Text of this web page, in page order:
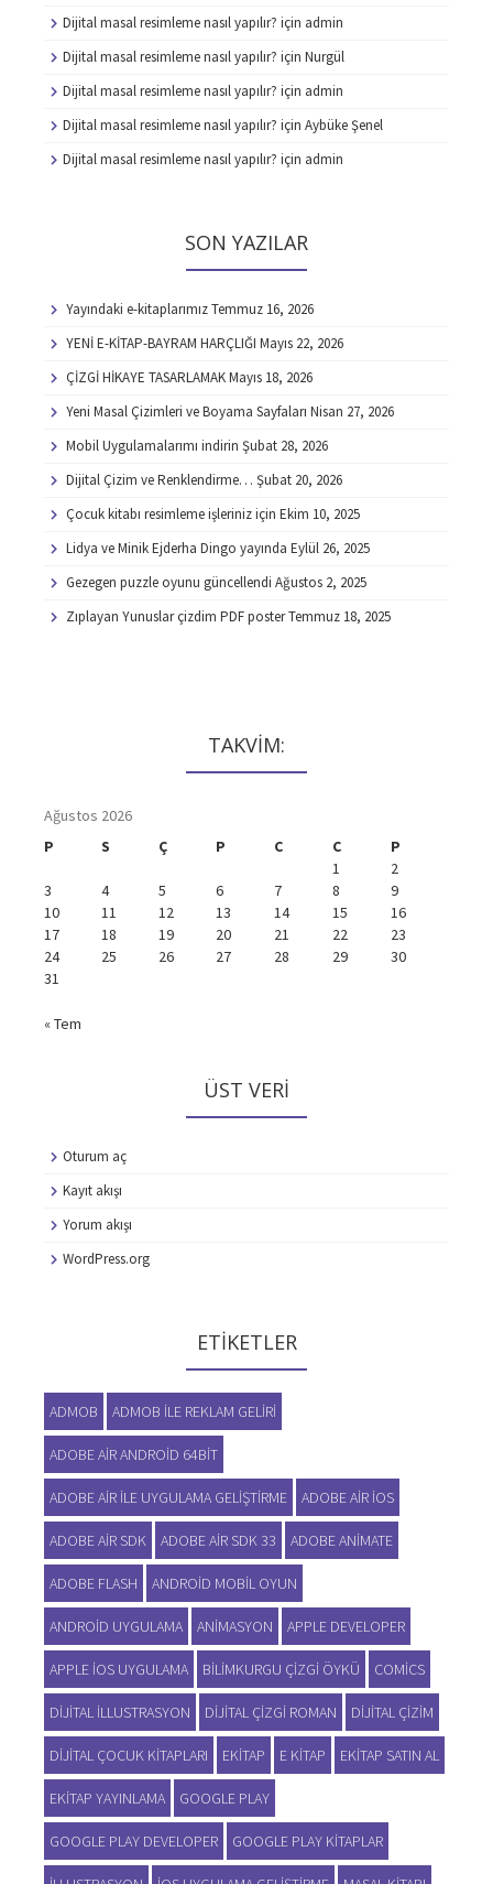
Dijital masal resimleme nasıl yapılır? için admin
Dijital masal resimleme nasıl yapılır? için Nurgül
Dijital masal resimleme nasıl yapılır? için admin
Dijital masal resimleme nasıl yapılır? için Aybüke Şenel
Dijital masal resimleme nasıl yapılır? için admin
SON YAZILAR
Yayındaki e-kitaplarımızTemmuz 16, 2026
YENİ E-KİTAP-BAYRAM HARÇLIĞI Mayıs 22, 2026
ÇİZGİ HİKAYE TASARLAMAKMayıs 18, 2026
Yeni Masal Çizimleri ve Boyama Sayfaları Nisan 27, 2026
Mobil Uygulamalarımı indirin Şubat 28, 2026
Dijital Çizim ve Renklendirme… Şubat 20, 2026
Çocuk kitabı resimleme işleriniz için Ekim 10, 2025
Lidya ve Minik Ejderha Dingo yayında Eylül 26, 2025
Gezegen puzzle oyunu güncellendi Ağustos 2, 2025
Zıplayan Yunuslar çizdim PDF posterTemmuz 18, 2025
TAKVİM:
Ağustos 2026
P
S Ç P C C
P
1
2
3
4 5 6 7 8
9
10
11 12 13 14 15
16
17
18 19 20 21 22
23
24
25 26 27 28 29
30
31
« Tem
ÜST VERI
Oturum aç
Kayıt akışı
Yorum akışı
WordPress.org
ETIKETLER
ADMOB ADMOB ILE REKLAM GELIRI
ADOBE AIR ANDROID 64BIT
ADOBE AIR ILE UYGULAMA GELIŞTIRME ADOBE AIR IOS
ADOBE AIR SDK ADOBE AIR SDK 33 ADOBE ANIMATE
ADOBE FLASH ANDROID MOBIL OYUN
ANDROID UYGULAMA ANIMASYON APPLE DEVELOPER
APPLE IOS UYGULAMA BILIMKURGU ÇIZGI ÖYKÜ COMICS
DIJITAL ILLUSTRASYON DIJITAL ÇIZGI ROMAN DIJITAL ÇIZIM
DIJITAL ÇOCUK KITAPLARI EKITAP E KITAP EKITAP SATIN AL
EKITAP YAYINLAMA GOOGLE PLAY
GOOGLE PLAY DEVELOPER GOOGLE PLAY KITAPLAR